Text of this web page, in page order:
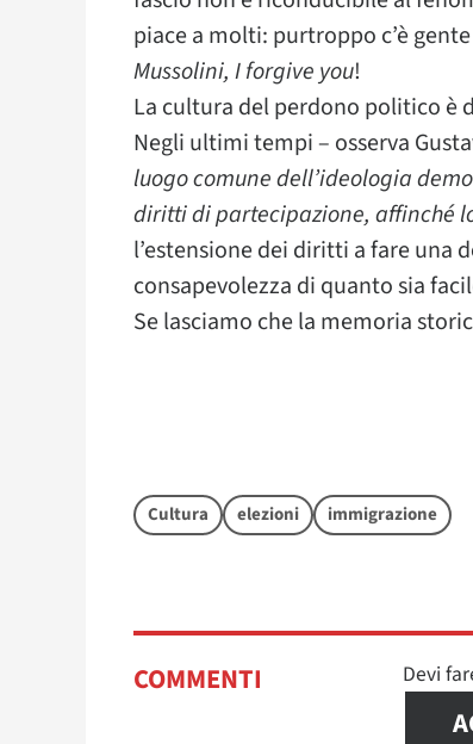
piace a molti: purtroppo c’è
Mussolini, I forgive you!
La cultura del perdono politico è
Negli ultimi tempi – osserva
luogo comune dell’ideologia
diritti di partecipazione, affinché
l’estensione dei diritti a fare una
consapevolezza di quanto sia
Se lasciamo che la memoria
Cultura elezioni immigrazione
COMMENTI Devi